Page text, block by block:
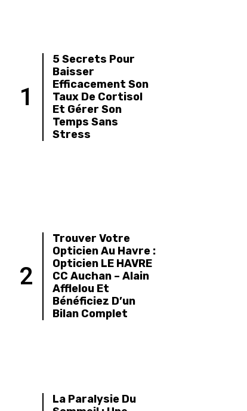
4
Hygiène
Respiratoire : Tout
Savoir Sur Les
Bonnes Pratiques
5
Pilule Optimizette
: Quels Sont Les
Avis ?